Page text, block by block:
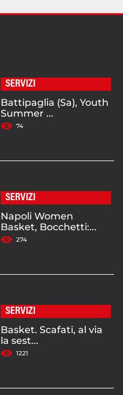
SERVIZI
Battipaglia (Sa), Youth
Summer ...
74
SERVIZI
Napoli Women
Basket, Bocchetti:...
274
SERVIZI
Basket. Scafati, al via
la sest...
1221